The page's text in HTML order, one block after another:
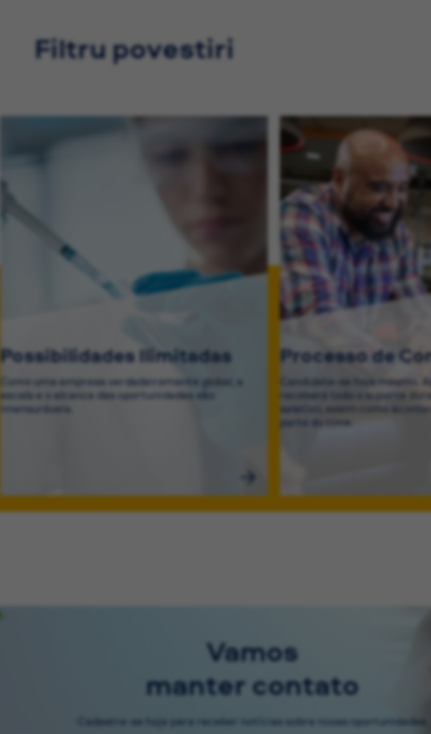
Filtru povestiri
Possibilidades Ilimitadas
Como uma empresa verdadeiramente global, a
escala e o alcance das oportunidades são
imensuráveis.
Processo de
Candidate-se hoje mesmo.
receberá todo o suporte
seletivo, assim como
parte do time.
Vamos
manter contato
Cadastre-se hoje para receber notícias sobre novas oportunidades